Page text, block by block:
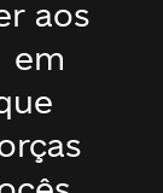
aos
em